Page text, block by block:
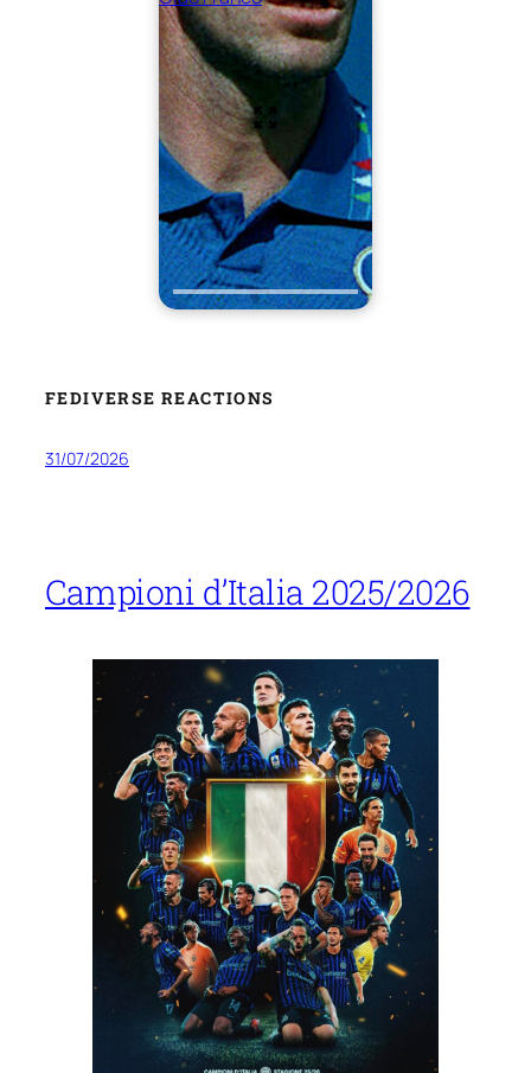
FEDIVERSE REACTIONS
31/07/2026
Campioni d’Italia 2025/2026